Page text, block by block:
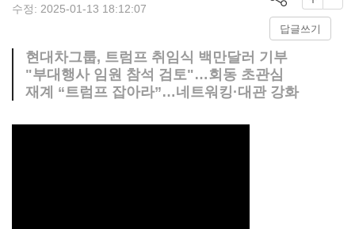
수정: 2025-01-13 18:12:07
답글쓰기
현대차그룹, 트럼프 취임식 백만달러 기부
"부대행사 임원 참석 검토"…회동 초관심
재계 “트럼프 잡아라”…네트워킹·대관 강화